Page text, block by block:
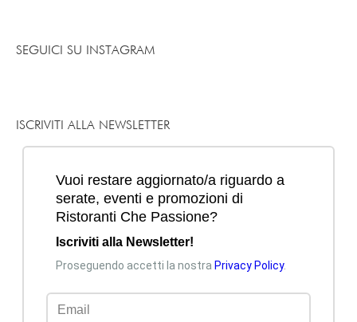
Mi piace
SEGUICI SU INSTAGRAM
ISCRIVITI ALLA NEWSLETTER